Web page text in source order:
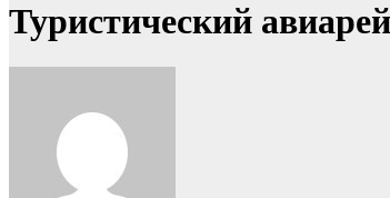
Туристический